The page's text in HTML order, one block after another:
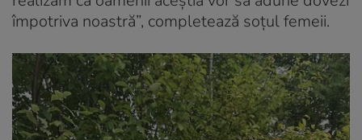
împotriva noastră”, completează soțul femeii.